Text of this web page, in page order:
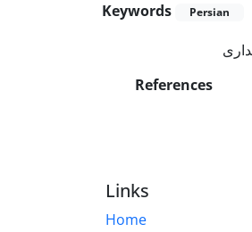
Keywords Persian
References
Links
Home